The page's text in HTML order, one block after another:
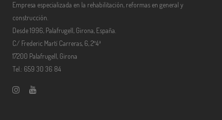
Empresa especializada en la rehabilitación, reformas en general y
construcción.
Desde 1996, Palafrugell, Girona, España.
C/ Frederic Martí Carreras, 6, 2º4ª
17200 Palafrugell, Girona
Tel.: 659 30 36 84